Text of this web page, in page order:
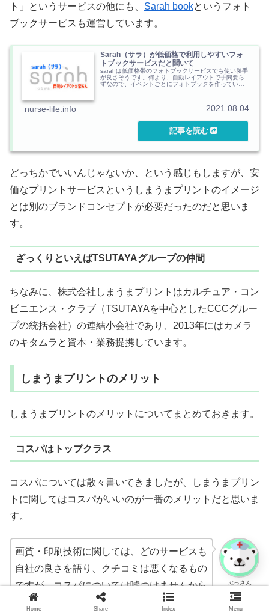
ト」というサービスの他にも、 Sarah bookというフォト
ブックサービスも運営しています。
Sarah（サラ）が低価格で利用しやすいフォ
トブックサービスだと聞いて
sarahは低価格帯のフォトブックサービスでも使い勝手
が良さそうです。何より、自動レイアウトで手間要ら
ずなので、イベントごとにフォトブックを作っている
nurse-life.info 2021.08.04
どっちかでいいんじゃないか、という感じもしますが、安
価なプリントサービスというしまうまプリントのイメージ
とは別のブランドコンセプトが必要だったのだと思いま
す。
ざっくりといえばTSUTAYAグループの仲間
ちなみに、株式会社しまうまプリントはカルチュア・コン
ビニエンス・クラブ（TSUTAYAを中心としたCCCグルー
プの統括会社）の連結小会社であり、2013年にはカメラ
のキタムラと資本・業務提携しています。
しまうまプリントのメリット
しまうまプリントのメリットについてまとめておきます。
コスパはトップクラス
コスパについては散々書いてきましたが、しまうまプリン
トに関してはコスパがいいのが一番のメリットだと思いま
す。
ぶっさん
画質・印刷技術に関しては、どのサービスも
自社の良さを語り、クチコミは悪くなるもの
ですが、コスパについては嘘つけませんから
ね。
Home Share Index Menu